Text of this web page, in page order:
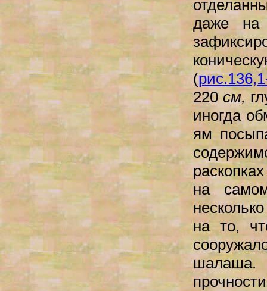
даже на
(
220см,
иногда
ям
на
на то,